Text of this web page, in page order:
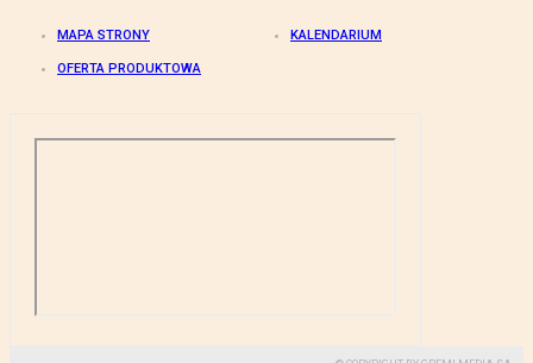
MAPA STRONY KALENDARIUM
OFERTA PRODUKTOWA